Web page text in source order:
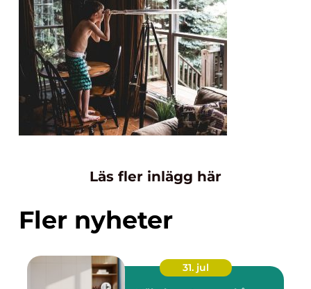
Läs fler inlägg här
Fler nyheter
31. jul